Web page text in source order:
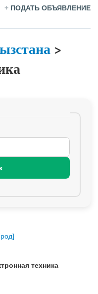
+ ПОДАТЬ ОБЪЯВЛЕНИЕ
>
техника